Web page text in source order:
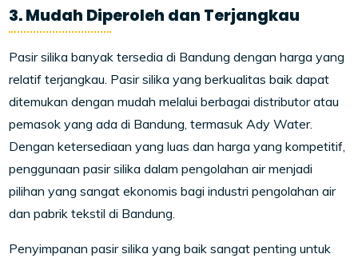
3. Mudah Diperoleh dan Terjangkau
Pasir silika banyak tersedia di Bandung dengan harga yang
relatif terjangkau. Pasir silika yang berkualitas baik dapat
ditemukan dengan mudah melalui berbagai distributor atau
pemasok yang ada di Bandung, termasuk Ady Water.
Dengan ketersediaan yang luas dan harga yang kompetitif,
penggunaan pasir silika dalam pengolahan air menjadi
pilihan yang sangat ekonomis bagi industri pengolahan air
dan pabrik tekstil di Bandung.
Penyimpanan pasir silika yang baik sangat penting untuk